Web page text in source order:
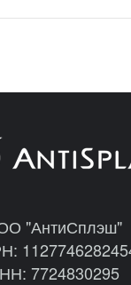
"АнтиСплэш"
7724830295